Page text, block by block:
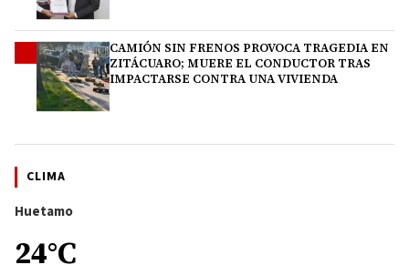
CAMIÓN SIN FRENOS PROVOCA TRAGEDIA EN
ZITÁCUARO; MUERE EL CONDUCTOR TRAS
IMPACTARSE CONTRA UNA VIVIENDA
CLIMA
Huetamo
24°C